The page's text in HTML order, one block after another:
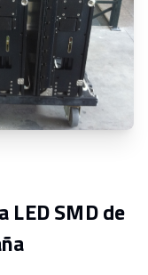
SMD de